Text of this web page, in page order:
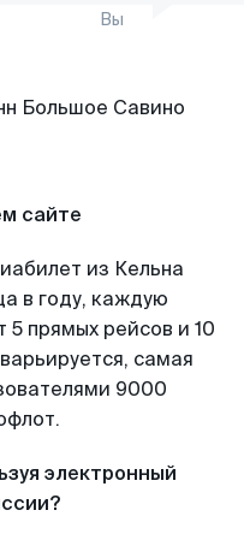
Вы
сайте
из Кельна
в году, каждую
прямых рейсов и 10
самая
9000
электронный